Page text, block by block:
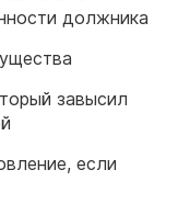
должника
завысил
если